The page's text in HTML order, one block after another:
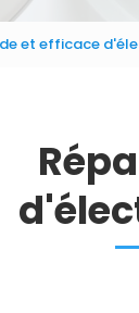
et efficace